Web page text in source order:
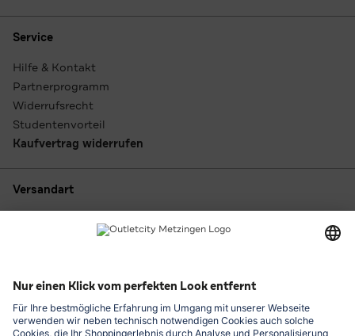
Service
Hilfe & Kontakt
Partnerprogramm
Widerrufsrecht
Studentenvorteil
Kaufvertrag widerrufen
Versandart